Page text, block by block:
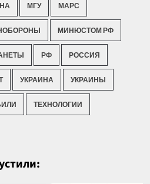
МГУ МАРС
МИНЮСТОМ РФ
РФ РОССИЯ
УКРАИНА УКРАИНЫ
ТЕХНОЛОГИИ